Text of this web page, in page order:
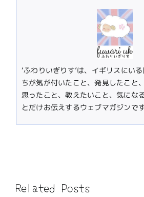
‘ふわりいぎりす’は、イギリスにい
ちが気が付いたこと、発見したこと
思ったこと、教えたいこと、気にな
とだけお伝えするウェブマガジンです
Related Posts